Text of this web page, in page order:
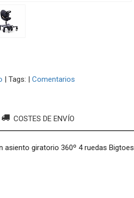
| Tags: | Comentarios
COSTES DE ENVÍO
asiento giratorio 360º 4 ruedas Bigtoes